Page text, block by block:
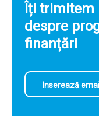
Îți trimitem
despre
finanțări